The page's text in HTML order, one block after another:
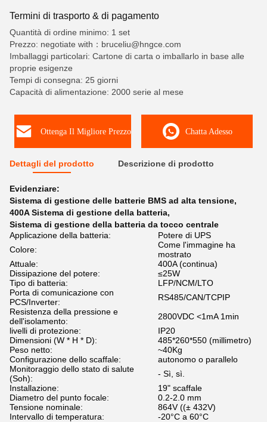
Termini di trasporto & di pagamento
Quantità di ordine minimo: 1 set
Prezzo: negotiate with：bruceliu@hngce.com
Imballaggi particolari: Cartone di carta o imballarlo in base alle
proprie esigenze
Tempi di consegna: 25 giorni
Capacità di alimentazione: 2000 serie al mese
Ottenga Il Migliore Prezzo Chatta Adesso
Dettagli del prodotto Descrizione di prodotto
Evidenziare:
Sistema di gestione delle batterie BMS ad alta tensione,
400A Sistema di gestione della batteria,
Sistema di gestione della batteria da tocco centrale
Applicazione della batteria:
Potere di UPS
Colore:
Come l'immagine ha
mostrato
Attuale:
400A (continua)
Dissipazione del potere:
≤25W
Tipo di batteria:
LFP/NCM/LTO
Porta di comunicazione con
PCS/Inverter:
RS485/CAN/TCPIP
Resistenza della pressione e
dell'isolamento:
2800VDC <1mA 1min
livelli di protezione:
IP20
Dimensioni (W * H * D):
485*260*550 (millimetro)
Peso netto:
~40Kg
Configurazione dello scaffale:
autonomo o parallelo
Monitoraggio dello stato di salute
(Soh):
- Sì, sì.
Installazione:
19" scaffale
Diametro del punto focale:
0.2-2.0 mm
Tensione nominale:
864V ((± 432V)
Intervallo di temperatura:
-20°C a 60°C